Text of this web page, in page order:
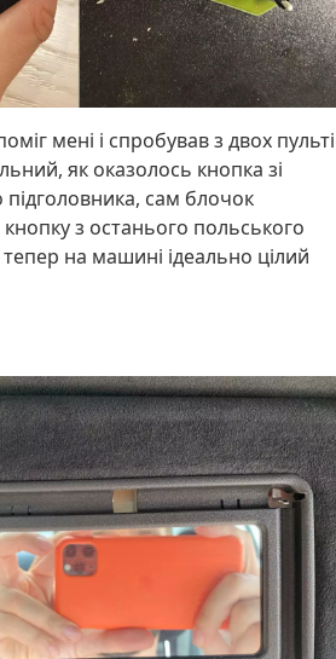
мені і спробував з двох
як оказолось кнопка зі
підголовника, сам блочок
з останього польського
на машині ідеально цілий